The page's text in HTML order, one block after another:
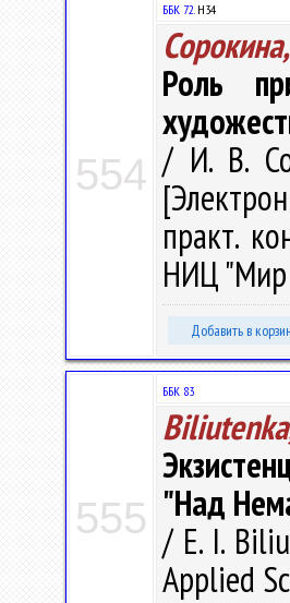
554
ББК 72.Н34
Роль
/ И. В.
практ.
НИЦ "Мир
Добавить в
555
ББК 83
"Над
/ E. I.
Applied